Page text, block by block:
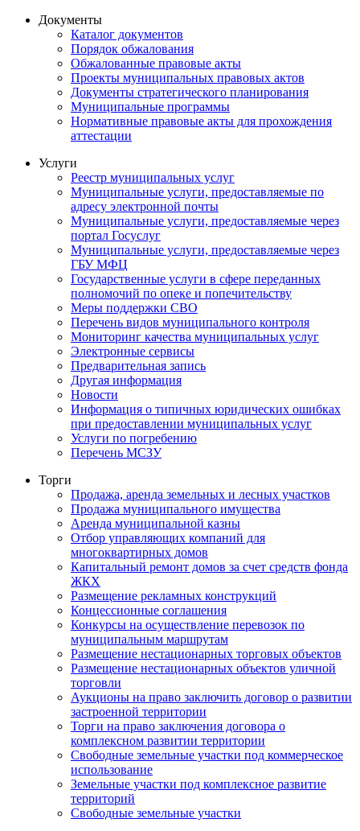
Документы
Каталог документов
Порядок обжалования
Обжалованные правовые акты
Проекты муниципальных правовых актов
Документы стратегического планирования
Муниципальные программы
Нормативные правовые акты для прохождения
аттестации
Услуги
Реестр муниципальных услуг
Муниципальные услуги, предоставляемые по
адресу электронной почты
Муниципальные услуги, предоставляемые через
портал Госуслуг
Муниципальные услуги, предоставляемые через
ГБУ МФЦ
Государственные услуги в сфере переданных
полномочий по опеке и попечительству
Меры поддержки СВО
Перечень видов муниципального контроля
Мониторинг качества муниципальных услуг
Электронные сервисы
Предварительная запись
Другая информация
Новости
Информация о типичных юридических ошибках
при предоставлении муниципальных услуг
Услуги по погребению
Перечень МСЗУ
Торги
Продажа, аренда земельных и лесных участков
Продажа муниципального имущества
Аренда муниципальной казны
Отбор управляющих компаний для
многоквартирных домов
Капитальный ремонт домов за счет средств фонда
ЖКХ
Размещение рекламных конструкций
Концессионные соглашения
Конкурсы на осуществление перевозок по
муниципальным маршрутам
Размещение нестационарных торговых объектов
Размещение нестационарных объектов уличной
торговли
Аукционы на право заключить договор о развитии
застроенной территории
Торги на право заключения договора о
комплексном развитии территории
Свободные земельные участки под коммерческое
использование
Земельные участки под комплексное развитие
территорий
Свободные земельные участки